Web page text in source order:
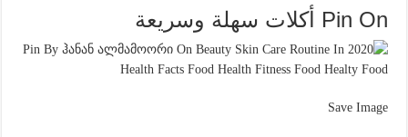
Pin On أكلات سهلة وسريعة
Save Image